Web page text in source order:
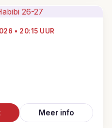
• 20:15 UUR
Meer info